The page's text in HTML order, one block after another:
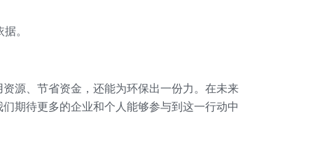
。
源、节省资金，还能为环保出一份力。在未来
期待更多的企业和个人能够参与到这一行动中